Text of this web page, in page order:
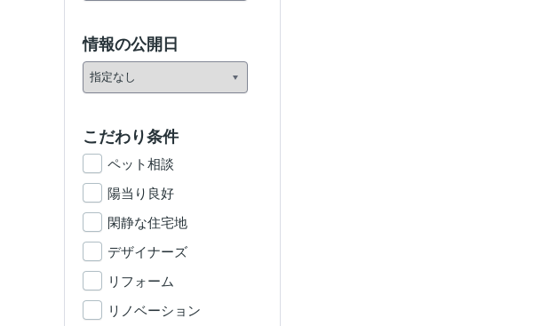
情報の公開日
こだわり条件
ペット相談
陽当り良好
閑静な住宅地
デザイナーズ
リフォーム
リノベーション